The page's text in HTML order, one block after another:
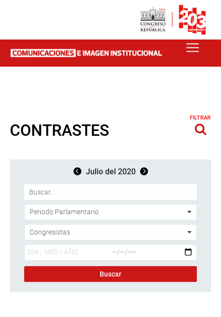
CONTRASTES
FILTRAR
Julio del 2020